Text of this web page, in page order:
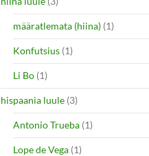
määratlemata (hiina) (1)
Konfutsius (1)
Li Bo (1)
hispaania luule (3)
Antonio Trueba (1)
Lope de Vega (1)